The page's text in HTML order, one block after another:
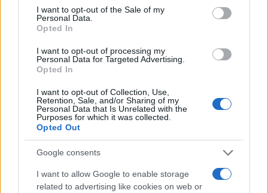
consent section.
I want to opt-out of the Sale of my
Personal Data.
Opted In
I want to opt-out of processing my
Personal Data for Targeted Advertising.
Opted In
I want to opt-out of Collection, Use,
Retention, Sale, and/or Sharing of my
Personal Data that Is Unrelated with the
Purposes for which it was collected.
Opted Out
Google consents
I want to allow Google to enable storage
related to advertising like cookies on web or
Continua a leggere